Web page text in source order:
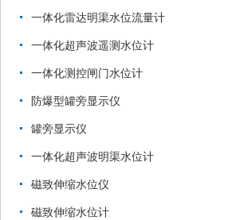
一体化雷达明渠水位流量计
一体化超声波遥测水位计
一体化测控闸门水位计
防爆型罐旁显示仪
罐旁显示仪
一体化超声波明渠水位计
磁致伸缩水位仪
磁致伸缩水位计